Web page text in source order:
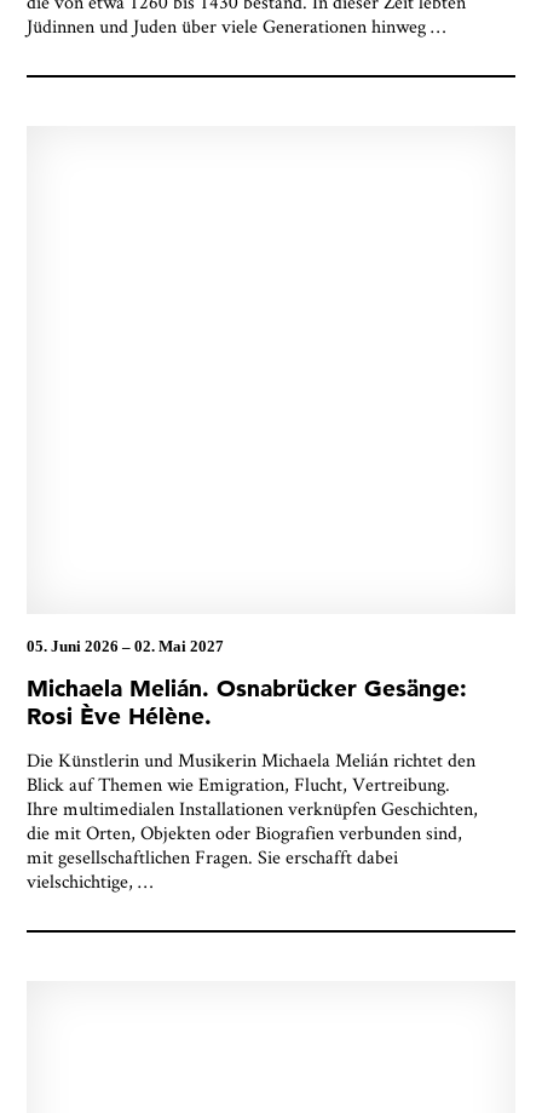
Jüdinnen und Juden über viele Generationen hinweg…
05. Juni 2026 –02. Mai 2027
Michaela Melián. Osnabrücker Gesänge:
Rosi Ève Hélène.
Die Künstlerin und Musikerin Michaela Melián richtet den
Blick auf Themen wie Emigration, Flucht, Vertreibung.
Ihre multimedialen Installationen verknüpfen Geschichten,
die mit Orten, Objekten oder Biografien verbunden sind,
mit gesellschaftlichen Fragen. Sie erschafft dabei
vielschichtige, …
Museumsquartiers Osnabrück löschen lassen. Es
besteht ein Beschwerderecht bei einer